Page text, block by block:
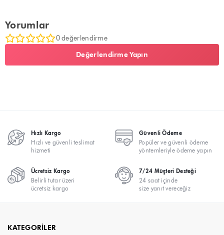
Yorumlar
0 değerlendirme
Değerlendirme Yapın
Hızlı Kargo
Hızlı ve güvenli teslimat
hizmeti
Güvenli Ödeme
Popüler ve güvenli ödeme
yöntemleriyle ödeme yapın
Ücretsiz Kargo
Belirli tutar üzeri
ücretsiz kargo
7/24 Müşteri Desteği
24 saat içinde
size yanıt vereceğiz
KATEGORILER